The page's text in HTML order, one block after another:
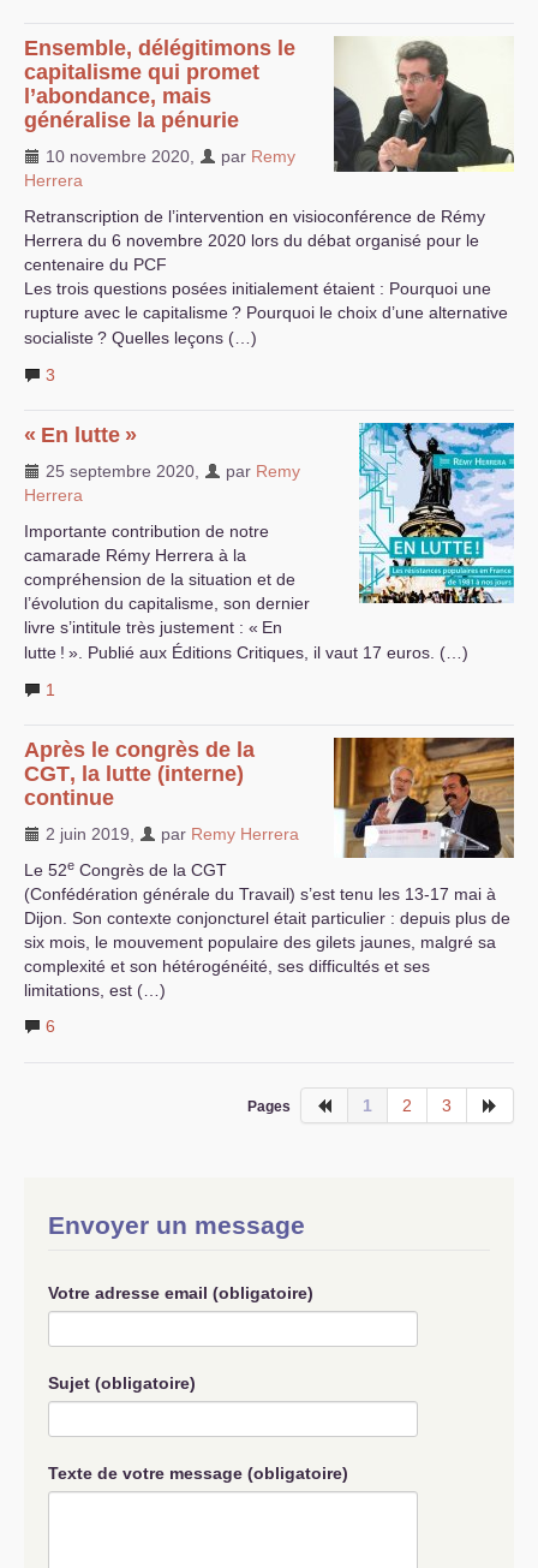
Ensemble, délégitimons le
capitalisme qui promet
l’abondance, mais
généralise la pénurie
10 novembre 2020 par Remy
Herrera
Retranscription de l’intervention en visioconférence de Rémy
Herrera du 6 novembre 2020 lors du débat organisé pour le
centenaire du PCF
Les trois questions posées initialement étaient : Pourquoi une
rupture avec le capitalisme? Pourquoi le choix d’une alternative
socialiste? Quelles leçons (…)
3
« En lutte »
25 septembre 2020 par Remy
Herrera
Importante contribution de notre
camarade Rémy Herrera à la
compréhension de la situation et de
l’évolution du capitalisme, son dernier
livre s’intitule très justement : « En
lutte ! ». Publié aux Éditions Critiques, il vaut 17 euros. (…)
1
Après le congrès de la
CGT, la lutte (interne)
continue
2 juin 2019 par Remy Herrera
Le 52e Congrès de la CGT
(Confédération générale du Travail) s’est tenu les 13-17 mai à
Dijon. Son contexte conjoncturel était particulier : depuis plus de
six mois, le mouvement populaire des gilets jaunes, malgré sa
complexité et son hétérogénéité, ses difficultés et ses
limitations, est (…)
6
Pages 1 2 3
Envoyer un message
Votre adresse email (obligatoire)
Sujet (obligatoire)
Texte de votre message (obligatoire)